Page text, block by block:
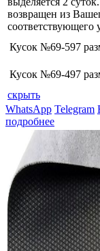
возвращен из
соответствующего
Кусок №69-597
Кусок №69-497
скрыть
WhatsApp Telegram
подробнее